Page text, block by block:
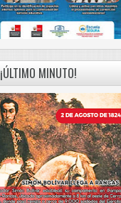
¡ÚLTIMO MINUTO!